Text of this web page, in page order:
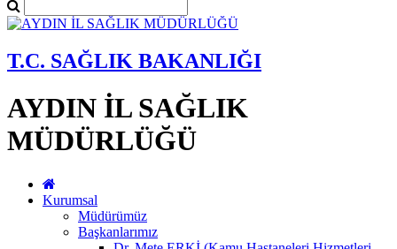
T.C. SAĞLIK BAKANLIĞI
AYDIN İL SAĞLIK
MÜDÜRLÜĞÜ
Kurumsal
Müdürümüz
Başkanlarımız